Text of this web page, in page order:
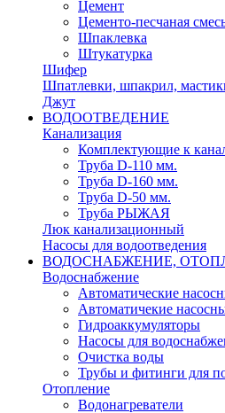
Цемент
Цементо-песчаная
Шпаклевка
Штукатурка
Шифер
Шпатлевки, шпакрил,
Джут
ВОДООТВЕДЕНИЕ
Канализация
Комплектующие к
Труба D-110 мм.
Труба D-160 мм.
Труба D-50 мм.
Труба РЫЖАЯ
Люк канализационный
Насосы для водоотведения
ВОДОСНАБЖЕНИЕ,
Водоснабжение
Автоматичеcкие
Автоматичекие
Гидроаккумуляторы
Насосы для
Очистка воды
Трубы и фитинги для
Отопление
Водонагреватели